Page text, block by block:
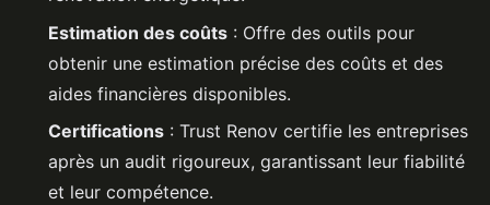
Estimation des coûts : Offre des outils pour
obtenir une estimation précise des coûts et des
aides financières disponibles.
Certifications : Trust Renov certifie les entreprises
après un audit rigoureux, garantissant leur fiabilité
et leur compétence.